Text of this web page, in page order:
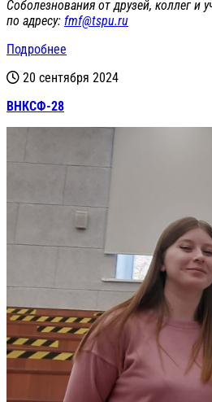
Соболезнования от друзей, коллег и
по адресу: fmf@tspu.ru
Подробнее
20 сентября 2024
ВНКСФ-28